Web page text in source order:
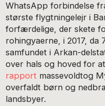
WhatsApp forbindelse
største flygtningelejr i
forfærdelige, der skete
rohingyaerne, i 2017,
samfundet i Arkan-
over hals og hoved for
rapport massevoldtog
overfaldt børn og
landsbyer.